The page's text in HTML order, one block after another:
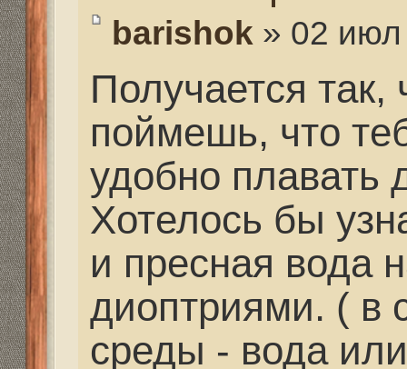
повезет, если с
Re: Выбор маски
strannik» 03 июл 2014,
vikonorev писал(а):
я был в магазине
ленинском
мне посоветовали и
снаряжение